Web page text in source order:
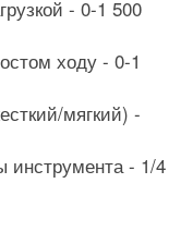
- 0-1 500
ходу - 0-1
мягкий) -
инструмента - 1/4